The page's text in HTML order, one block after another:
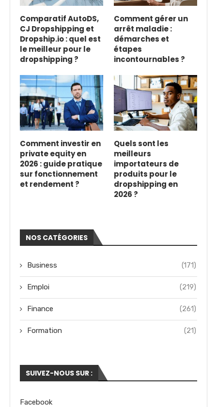
Comparatif AutoDS,
CJ Dropshipping et
Dropship.io : quel est
le meilleur pour le
dropshipping ?
Comment gérer un
arrêt maladie :
démarches et
étapes
incontournables ?
Comment investir en
private equity en
2026 : guide pratique
sur fonctionnement
et rendement ?
Quels sont les
meilleurs
importateurs de
produits pour le
dropshipping en
2026 ?
NOS CATÉGORIES
Business (171)
Emploi (219)
Finance (261)
Formation (21)
SUIVEZ-NOUS SUR :
Facebook